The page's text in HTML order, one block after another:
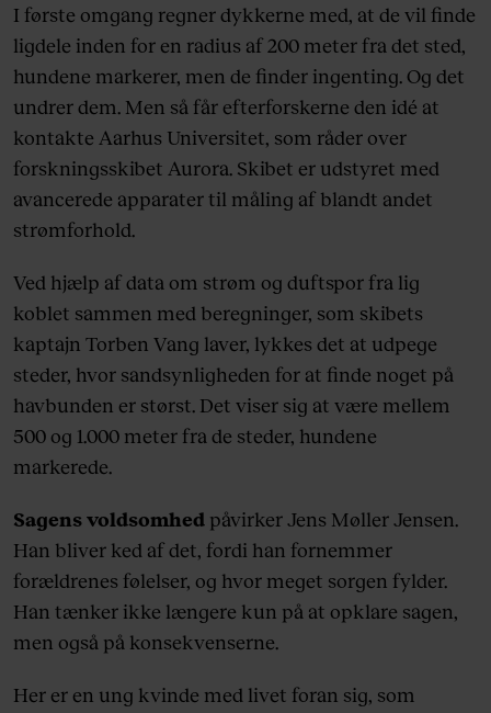
I første omgang regner dykkerne med, at de vil finde
ligdele inden for en radius af 200 meter fra det sted,
hundene markerer, men de finder ingenting. Og det
undrer dem. Men så får efterforskerne den idé at
kontakte Aarhus Universitet, som råder over
forskningsskibet Aurora. Skibet er udstyret med
avancerede apparater til måling af blandt andet
strømforhold.
Ved hjælp af data om strøm og duftspor fra lig
koblet sammen med beregninger, som skibets
kaptajn Torben Vang laver, lykkes det at udpege
steder, hvor sandsynligheden for at finde noget på
havbunden er størst. Det viser sig at være mellem
500 og 1.000 meter fra de steder, hundene
markerede.
Sagens voldsomhed påvirker Jens Møller Jensen.
Han bliver ked af det, fordi han fornemmer
forældrenes følelser, og hvor meget sorgen fylder.
Han tænker ikke længere kun på at opklare sagen,
men også på konsekvenserne.
Her er en ung kvinde med livet foran sig, som